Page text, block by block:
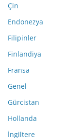
Çin
Endonezya
Filipinler
Finlandiya
Fransa
Genel
Gürcistan
Hollanda
İngiltere